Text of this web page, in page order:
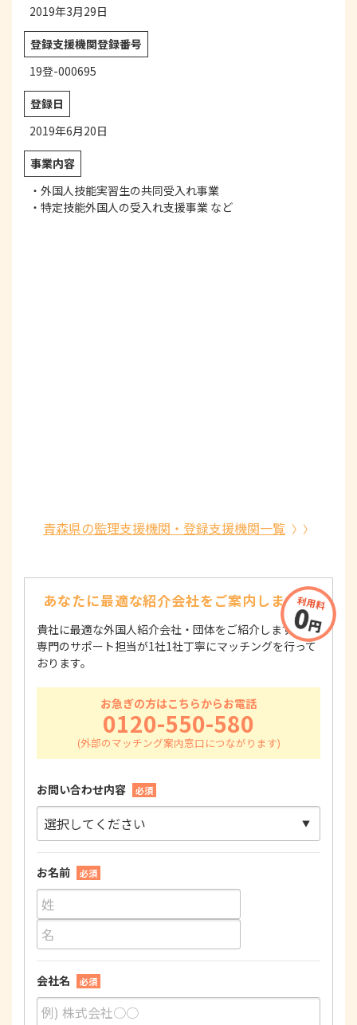
2019年3月29日
登録支援機関登録番号
19登-000695
登録日
2019年6月20日
事業内容
・外国人技能実習生の共同受入れ事業
・特定技能外国人の受入れ支援事業 など
青森県の監理支援機関・登録支援機関一覧
あなたに最適な紹介会社をご案内します！
貴社に最適な外国人紹介会社・団体をご紹介します！
専門のサポート担当が1社1社丁寧にマッチングを行って
おります。
お急ぎの方はこちらからお電話
0120-550-580
お問い合わせ内容 必須
お名前 必須
会社名 必須